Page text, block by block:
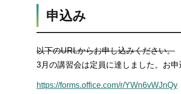
申込み
以下のURLからお申し込みください。
3月の講習会は定員に達しました。お申
https://forms.office.com/r/YWn6vWJnQy